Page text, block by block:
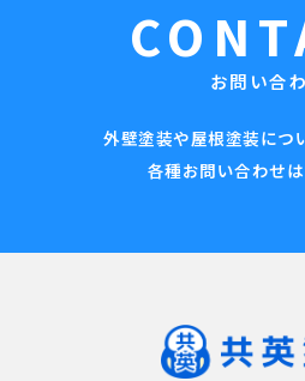
お問い合
外壁塗装や屋根塗装につ
各種お問い合わせ